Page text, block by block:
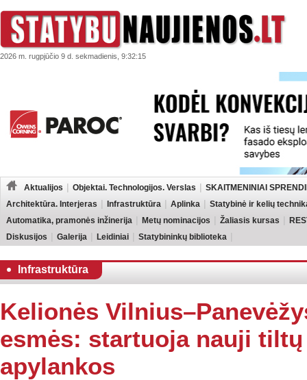
2026 m. rugpjūčio 9 d. sekmadienis, 9:32:15
Aktualijos Objektai. Technologijos. Verslas
SKAITMENINIAI
Architektūra. Interjeras
Infrastruktūra Aplinka
Statybinė ir kelių
Automatika, pramonės inžinerija
Metų nominacijos Žaliasis kursas
Diskusijos
Galerija Leidiniai Statybininkų biblioteka
Infrastruktūra
Kelionės
esmės: startuoja nauji
apylankos